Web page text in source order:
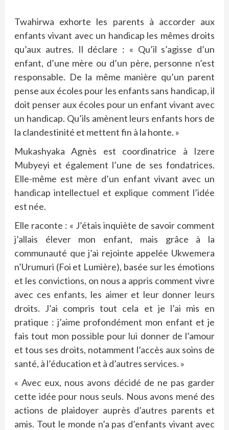
Twahirwa exhorte les parents à accorder aux
enfants vivant avec un handicap les mêmes droits
qu’aux autres. Il déclare : « Qu’il s’agisse d’un
enfant, d’une mère ou d’un père, personne n’est
responsable. De la même manière qu’un parent
pense aux écoles pour les enfants sans handicap, il
doit penser aux écoles pour un enfant vivant avec
un handicap. Qu’ils amènent leurs enfants hors de
la clandestinité et mettent fin à la honte. »
Mukashyaka Agnès est coordinatrice à Izere
Mubyeyi et également l’une de ses fondatrices.
Elle-même est mère d’un enfant vivant avec un
handicap intellectuel et explique comment l’idée
est née.
Elle raconte : « J’étais inquiète de savoir comment
j’allais élever mon enfant, mais grâce à la
communauté que j’ai rejointe appelée Ukwemera
n’Urumuri (Foi et Lumière), basée sur les émotions
et les convictions, on nous a appris comment vivre
avec ces enfants, les aimer et leur donner leurs
droits. J’ai compris tout cela et je l’ai mis en
pratique : j’aime profondément mon enfant et je
fais tout mon possible pour lui donner de l’amour
et tous ses droits, notamment l’accès aux soins de
santé, à l’éducation et à d’autres services. »
« Avec eux, nous avons décidé de ne pas garder
cette idée pour nous seuls. Nous avons mené des
actions de plaidoyer auprès d’autres parents et
amis. Tout le monde n’a pas d’enfants vivant avec